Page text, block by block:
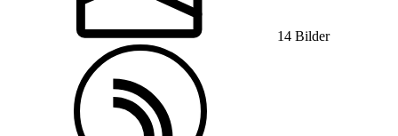
14 Bilder